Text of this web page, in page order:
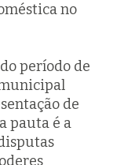
no
período de
de
pauta é a